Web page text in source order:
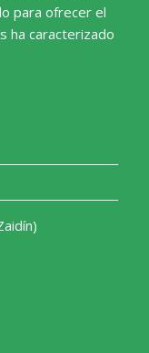
para ofrecer el
ha caracterizado